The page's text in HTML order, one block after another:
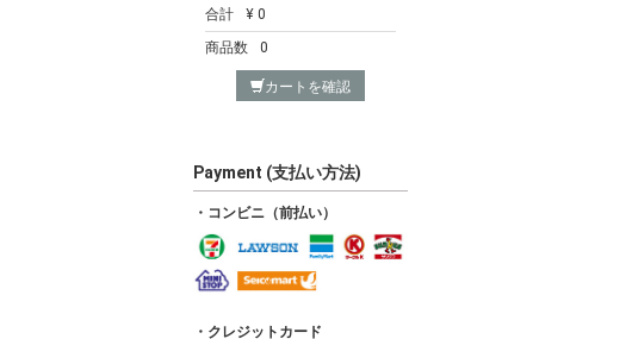
合計
¥ 0
商品数
0
カートを確認
Payment (支払い方法)
・コンビニ（前払い）
・クレジットカード